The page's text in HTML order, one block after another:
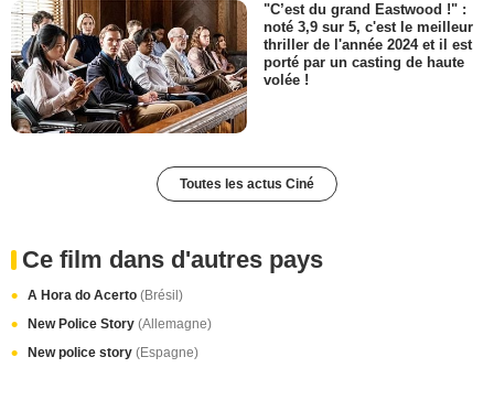
"C’est du grand Eastwood !" :
noté 3,9 sur 5, c'est le meilleur
thriller de l'année 2024 et il est
porté par un casting de haute
volée !
Toutes les actus Ciné
Ce film dans d'autres pays
A Hora do Acerto (Brésil)
New Police Story (Allemagne)
New police story (Espagne)